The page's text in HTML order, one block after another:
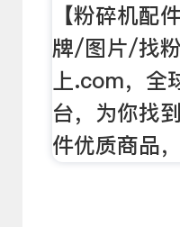
【粉碎机配
牌/图片/找粉
上.com，全
台，为你找
件优质商品